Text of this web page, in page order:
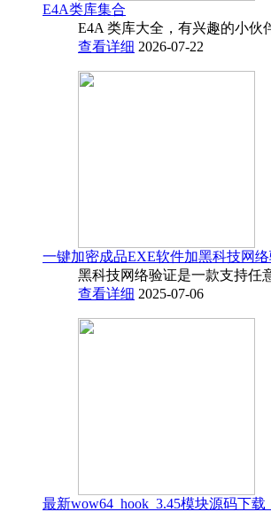
E4A类库集合
E4A 类库大全，有兴趣的小
查看详细 2026-07-22
一键加密成品EXE软件加黑科技网
黑科技网络验证是一款支持任
查看详细 2025-07-06
最新wow64_hook_3.45模块源码下载